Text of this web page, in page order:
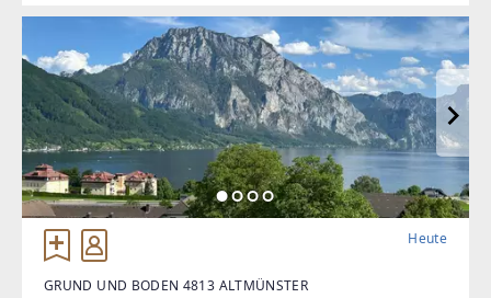
Heute
GRUND UND BODEN 4813 ALTMÜNSTER